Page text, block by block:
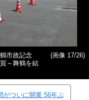
市政記念
～舞鶴を結
(画像 17/26)
がついに開業 56年ぶ